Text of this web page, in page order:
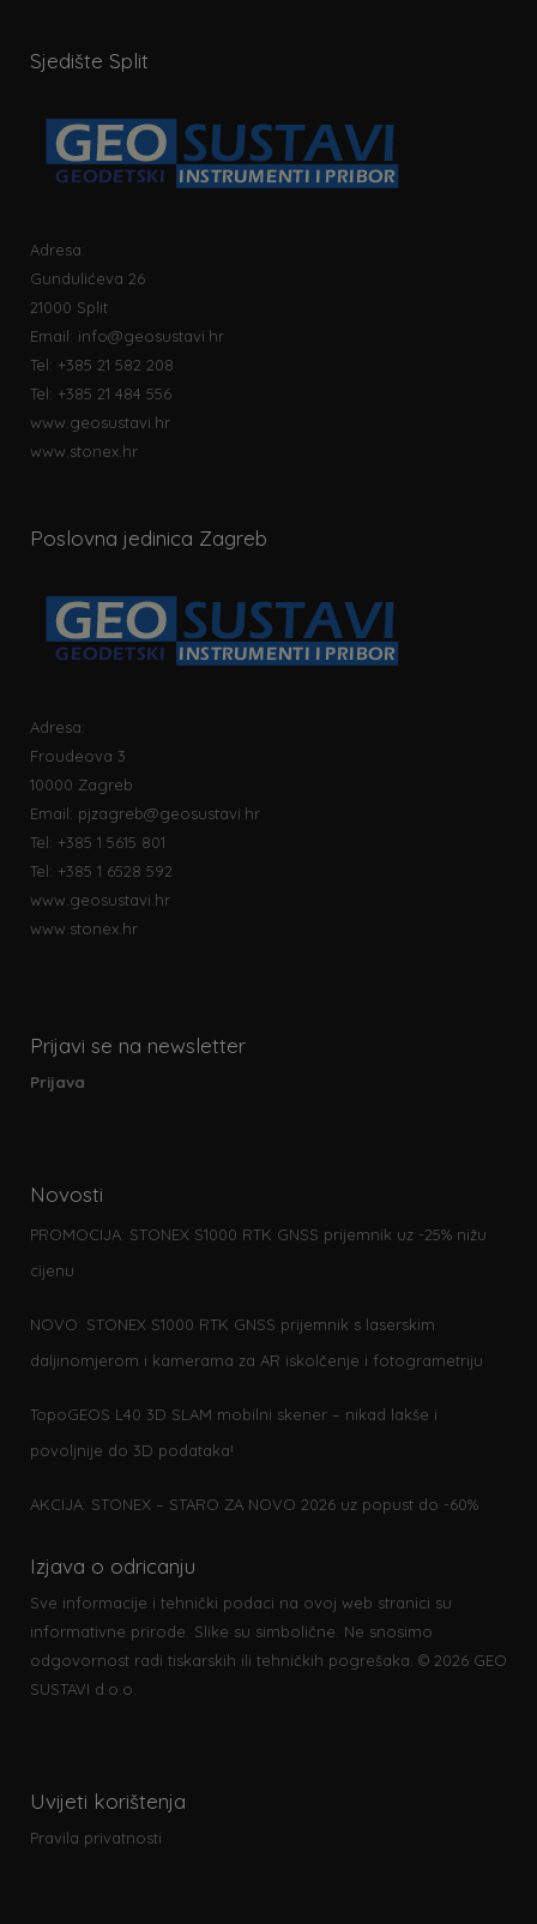
Sjedište Split
Adresa:
Gundulićeva 26
21000 Split
Email: info@geosustavi.hr
Tel: +385 21 582 208
Tel: +385 21 484 556
www.geosustavi.hr
www.stonex.hr
Poslovna jedinica Zagreb
Adresa:
Froudeova 3
10000 Zagreb
Email: pjzagreb@geosustavi.hr
Tel: +385 1 5615 801
Tel: +385 1 6528 592
www.geosustavi.hr
www.stonex.hr
Prijavi se na newsletter
Prijava
Novosti
PROMOCIJA: STONEX S1000 RTK GNSS prijemnik uz -25% nižu
cijenu
NOVO: STONEX S1000 RTK GNSS prijemnik s laserskim
daljinomjerom i kamerama za AR iskolčenje i fotogrametriju
TopoGEOS L40 3D SLAM mobilni skener – nikad lakše i
povoljnije do 3D podataka!
AKCIJA: STONEX – STARO ZA NOVO 2026 uz popust do -60%
Izjava o odricanju
Sve informacije i tehnički podaci na ovoj web stranici su
informativne prirode. Slike su simbolične. Ne snosimo
odgovornost radi tiskarskih ili tehničkih pogrešaka. © 2026 GEO
SUSTAVI d.o.o.
Uvijeti korištenja
Pravila privatnosti